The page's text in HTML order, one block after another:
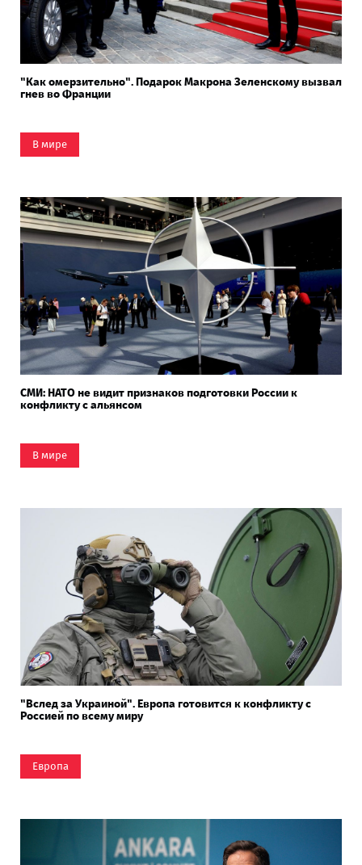
"Как омерзительно". Подарок Макрона Зеленскому вызвал
гнев во Франции
В мире
СМИ: НАТО не видит признаков подготовки России к
конфликту с альянсом
В мире
"Вслед за Украиной". Европа готовится к конфликту с
Россией по всему миру
Европа